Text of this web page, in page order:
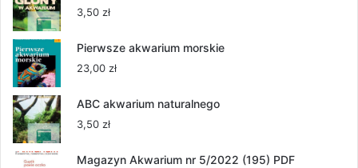
3,50 zł
Pierwsze akwarium morskie
23,00 zł
ABC akwarium naturalnego
3,50 zł
Magazyn Akwarium nr 5/2022 (195) PDF